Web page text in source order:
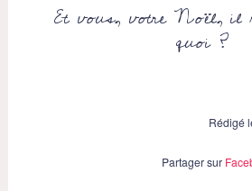
Et vous, votre Noël, il
quoi ?
Rédigé
Partager sur